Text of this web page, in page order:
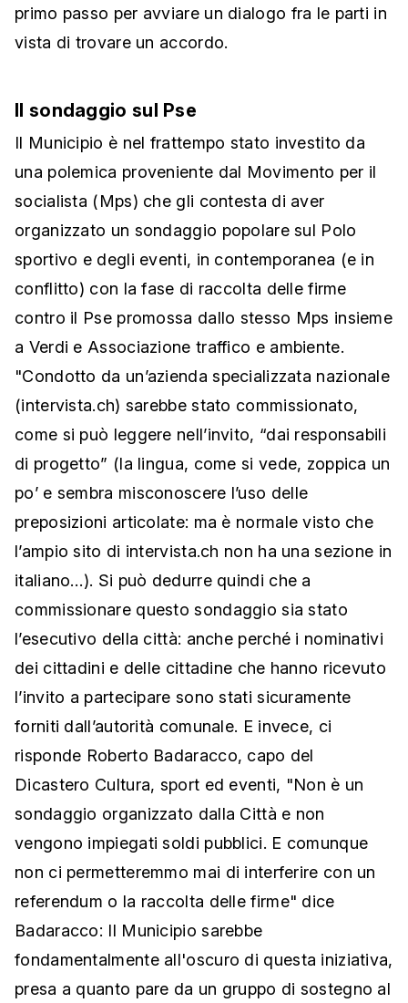
primo passo per avviare un dialogo fra le parti in
vista di trovare un accordo.
Il sondaggio sul Pse
Il Municipio è nel frattempo stato investito da
una polemica proveniente dal Movimento per il
socialista (Mps) che gli contesta di aver
organizzato un sondaggio popolare sul Polo
sportivo e degli eventi, in contemporanea (e in
conflitto) con la fase di raccolta delle firme
contro il Pse promossa dallo stesso Mps insieme
a Verdi e Associazione traffico e ambiente.
"Condotto da un’azienda specializzata nazionale
(intervista.ch) sarebbe stato commissionato,
come si può leggere nell’invito, “dai responsabili
di progetto” (la lingua, come si vede, zoppica un
po’ e sembra misconoscere l’uso delle
preposizioni articolate: ma è normale visto che
l’ampio sito di intervista.ch non ha una sezione in
italiano…). Si può dedurre quindi che a
commissionare questo sondaggio sia stato
l’esecutivo della città: anche perché i nominativi
dei cittadini e delle cittadine che hanno ricevuto
l’invito a partecipare sono stati sicuramente
forniti dall’autorità comunale. E invece, ci
risponde Roberto Badaracco, capo del
Dicastero Cultura, sport ed eventi, "Non è un
sondaggio organizzato dalla Città e non
vengono impiegati soldi pubblici. E comunque
non ci permetteremmo mai di interferire con un
referendum o la raccolta delle firme" dice
Badaracco: Il Municipio sarebbe
fondamentalmente all'oscuro di questa iniziativa,
presa a quanto pare da un gruppo di sostegno al